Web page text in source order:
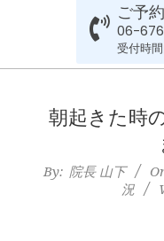
谷
六
上
本
ご予
06-
受付時
Navigation朝起きた時
By: 院長 山下
況